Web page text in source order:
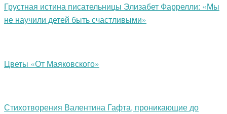
Грустная истина писательницы Элизабет Фаррелли: «Мы
не научили детей быть счастливыми»
Цветы «От Маяковского»
Стихотворения Валентина Гафта, проникающие до